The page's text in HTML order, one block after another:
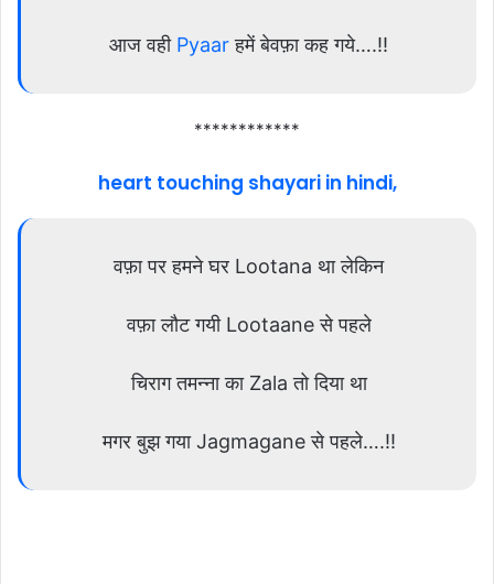
आज वही Pyaarहमें बेवफ़ा कह गये….!!
************
heart touching shayari in hindi,
वफ़ा पर हमने घर Lootana था लेकिन
वफ़ा लौट गयी Lootaane से पहले
चिराग तमन्ना का Zala तो दिया था
मगर बुझ गया Jagmagane से पहले….!!